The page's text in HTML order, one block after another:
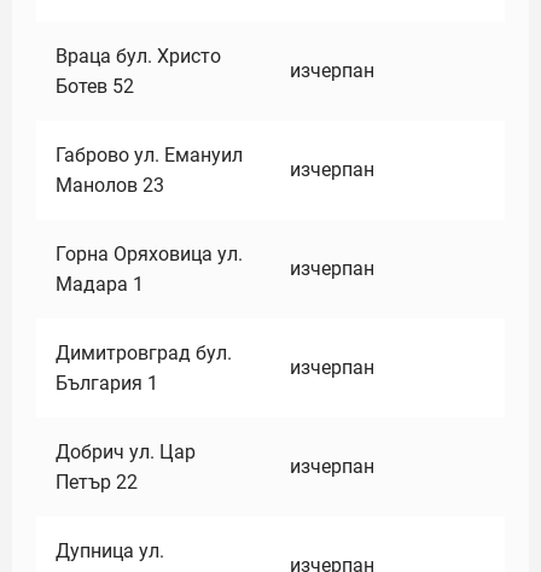
Враца бул. Христо
Ботев 52
изчерпан
Габрово ул. Емануил
Манолов 23
изчерпан
Горна Оряховица ул.
Мадара 1
изчерпан
Димитровград бул.
България 1
изчерпан
Добрич ул. Цар
Петър 22
изчерпан
Дупница ул.
изчерпан